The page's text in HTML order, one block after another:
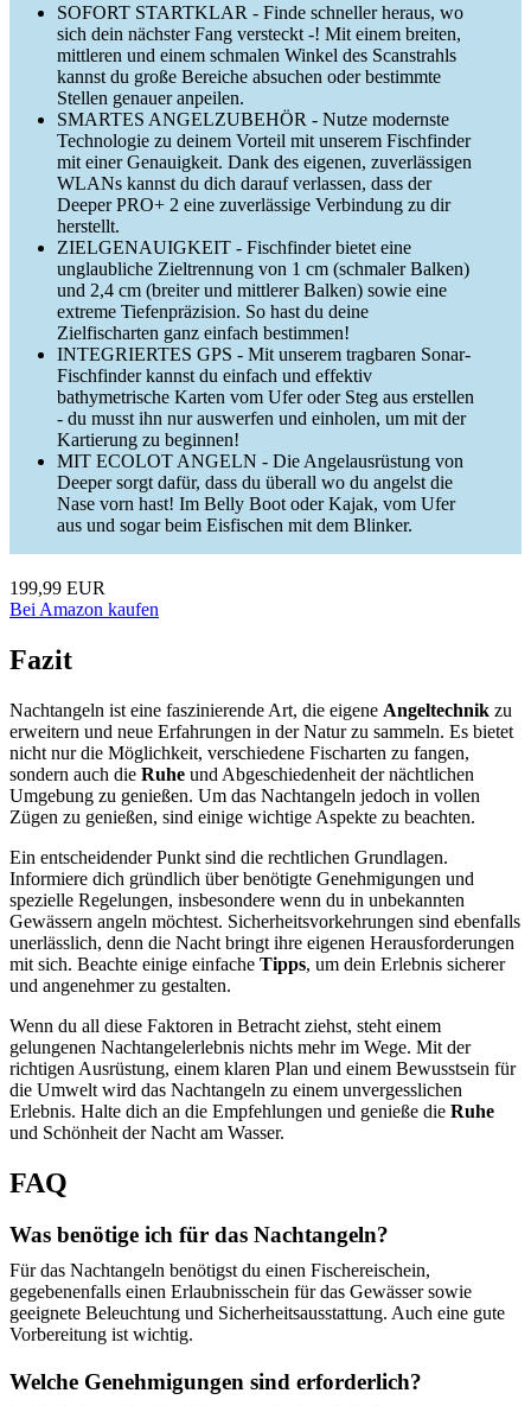
SOFORT STARTKLAR - Finde schneller heraus, wo
sich dein nächster Fang versteckt -! Mit einem breiten,
mittleren und einem schmalen Winkel des Scanstrahls
kannst du große Bereiche absuchen oder bestimmte
Stellen genauer anpeilen.
SMARTES ANGELZUBEHÖR - Nutze modernste
Technologie zu deinem Vorteil mit unserem Fischfinder
mit einer Genauigkeit. Dank des eigenen, zuverlässigen
WLANs kannst du dich darauf verlassen, dass der
Deeper PRO+ 2 eine zuverlässige Verbindung zu dir
herstellt.
ZIELGENAUIGKEIT - Fischfinder bietet eine
unglaubliche Zieltrennung von 1 cm (schmaler Balken)
und 2,4 cm (breiter und mittlerer Balken) sowie eine
extreme Tiefenpräzision. So hast du deine
Zielfischarten ganz einfach bestimmen!
INTEGRIERTES GPS - Mit unserem tragbaren Sonar-
Fischfinder kannst du einfach und effektiv
bathymetrische Karten vom Ufer oder Steg aus erstellen
- du musst ihn nur auswerfen und einholen, um mit der
Kartierung zu beginnen!
MIT ECOLOT ANGELN - Die Angelausrüstung von
Deeper sorgt dafür, dass du überall wo du angelst die
Nase vorn hast! Im Belly Boot oder Kajak, vom Ufer
aus und sogar beim Eisfischen mit dem Blinker.
199,99 EUR
Bei Amazon kaufen
Fazit
Nachtangeln ist eine faszinierende Art, die eigene Angeltechnik zu
erweitern und neue Erfahrungen in der Natur zu sammeln. Es bietet
nicht nur die Möglichkeit, verschiedene Fischarten zu fangen,
sondern auch die Ruhe und Abgeschiedenheit der nächtlichen
Umgebung zu genießen. Um das Nachtangeln jedoch in vollen
Zügen zu genießen, sind einige wichtige Aspekte zu beachten.
Ein entscheidender Punkt sind die rechtlichen Grundlagen.
Informiere dich gründlich über benötigte Genehmigungen und
spezielle Regelungen, insbesondere wenn du in unbekannten
Gewässern angeln möchtest. Sicherheitsvorkehrungen sind ebenfalls
unerlässlich, denn die Nacht bringt ihre eigenen Herausforderungen
mit sich. Beachte einige einfache Tipps, um dein Erlebnis sicherer
und angenehmer zu gestalten.
Wenn du all diese Faktoren in Betracht ziehst, steht einem
gelungenen Nachtangelerlebnis nichts mehr im Wege. Mit der
richtigen Ausrüstung, einem klaren Plan und einem Bewusstsein für
die Umwelt wird das Nachtangeln zu einem unvergesslichen
Erlebnis. Halte dich an die Empfehlungen und genieße die Ruhe
und Schönheit der Nacht am Wasser.
FAQ
Was benötige ich für das Nachtangeln?
Für das Nachtangeln benötigst du einen Fischereischein,
gegebenenfalls einen Erlaubnisschein für das Gewässer sowie
geeignete Beleuchtung und Sicherheitsausstattung. Auch eine gute
Vorbereitung ist wichtig.
Welche Genehmigungen sind erforderlich?